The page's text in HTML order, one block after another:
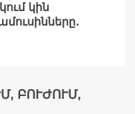
կին
ԲՈՒԺՈՒՄ,